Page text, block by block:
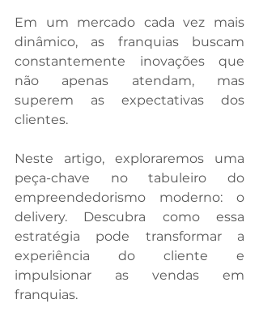
Em um mercado cada vez mais
dinâmico, as franquias buscam
constantemente inovações que
não apenas atendam, mas
superem as expectativas dos
clientes.
Neste artigo, exploraremos uma
peça-chave no tabuleiro do
empreendedorismo moderno: o
delivery. Descubra como essa
estratégia pode transformar a
experiência do cliente e
impulsionar as vendas em
franquias.